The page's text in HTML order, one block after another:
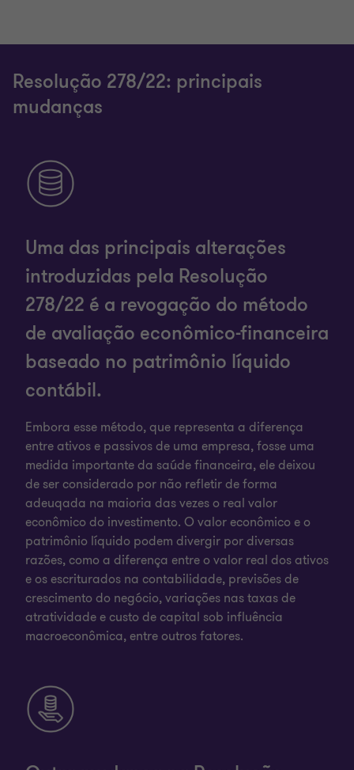
Resolução 278/22: principais
mudanças
Uma das principais alterações
introduzidas pela Resolução
278/22 é a revogação do método
de avaliação econômico-financeira
baseado no patrimônio líquido
contábil.
Embora esse método, que representa a diferença
entre ativos e passivos de uma empresa, fosse uma
medida importante da saúde financeira, ele deixou
de ser considerado por não refletir de forma
adeuqada na maioria das vezes o real valor
econômico do investimento. O valor econômico e o
patrimônio líquido podem divergir por diversas
razões, como a diferença entre o valor real dos ativos
e os escriturados na contabilidade, previsões de
crescimento do negócio, variações nas taxas de
atratividade e custo de capital sob influência
macroeconômica, entre outros fatores.